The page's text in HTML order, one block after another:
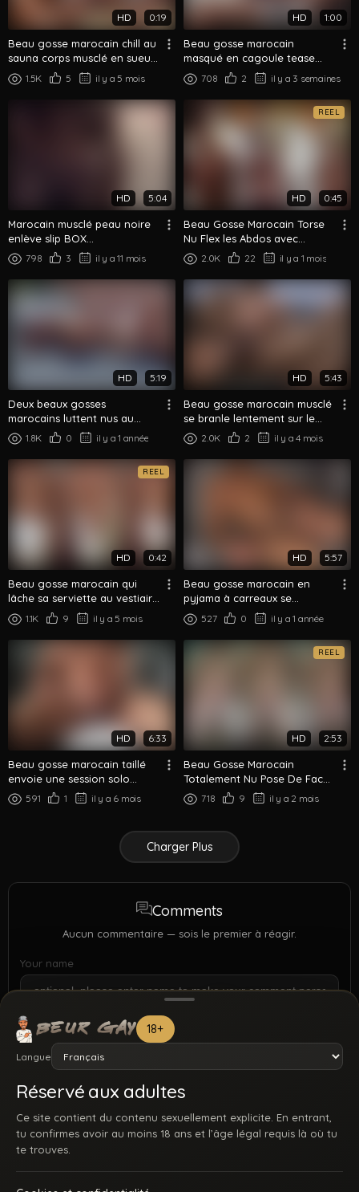
18+
Langue
Réservé aux adultes
Ce site contient du contenu sexuellement explicite. En entrant,
tu confirmes avoir au moins 18 ans et l’âge légal requis là où tu
te trouves.
HD 0:19
Beau gosse marocain chill au
sauna corps musclé en sueur
et visage dévoilé
1.5K 5 il y a 5 mois
HD 1:00
Beau gosse marocain
masqué en cagoule tease
son corps musclé sur le lit
708 2 il y a 3 semaines
HD 5:04
Marocain musclé peau noire
enlève slip BOX
complètement nu solo
798 3 il y a 11 mois
REEL
HD 0:45
Beau Gosse Marocain Torse
Nu Flex les Abdos avec
Casquette et Chaîne Riad
Extérieur
2.0K 22 il y a 1 mois
HD 5:19
Deux beaux gosses
marocains luttent nus au
bord de la piscine par une
journée enso...
1.8K 0 il y a 1 année
HD 5:43
Beau gosse marocain musclé
se branle lentement sur le
canapé
2.0K 2 il y a 4 mois
REEL
HD 0:42
Beau gosse marocain qui
lâche sa serviette au vestiaire
– Tease musclé
1.1K 9 il y a 5 mois
HD 5:57
Beau gosse marocain en
pyjama à carreaux se
déshabille pour un solo chill
527 0 il y a 1 année
HD 6:33
Beau gosse marocain taillé
envoie une session solo
brute sur le canapé gris
591 1 il y a 6 mois
REEL
HD 2:53
Beau Gosse Marocain
Totalement Nu Pose De Face
Et De Dos
718 9 il y a 2 mois
Charger Plus
Comments
Aucun commentaire — sois le premier à réagir.
Your name